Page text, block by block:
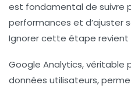
est fondamental de suivre
performances et d’ajuster
Ignorer cette étape revient
Google Analytics, véritable
données utilisateurs,